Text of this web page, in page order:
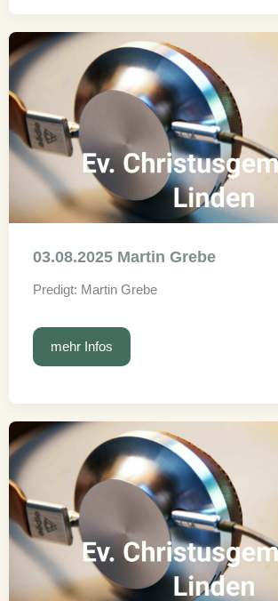
03.08.2025 Martin Grebe
Predigt: Martin Grebe
03.08.2025
Grebe
mehr Infos